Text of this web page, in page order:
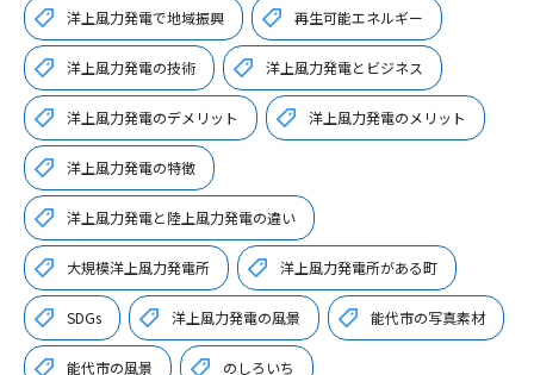
洋上風力発電で地域振興 再生可能エネルギー
洋上風力発電の技術 洋上風力発電とビジネス
洋上風力発電のデメリット 洋上風力発電のメリット
洋上風力発電の特徴
洋上風力発電と陸上風力発電の違い
大規模洋上風力発電所 洋上風力発電所がある町
SDGs 洋上風力発電の風景 能代市の写真素材
能代市の風景 のしろいち